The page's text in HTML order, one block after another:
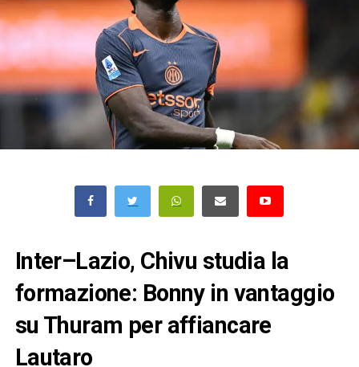
Inter–Lazio, Chivu studia la
formazione: Bonny in vantaggio
su Thuram per affiancare
Lautaro